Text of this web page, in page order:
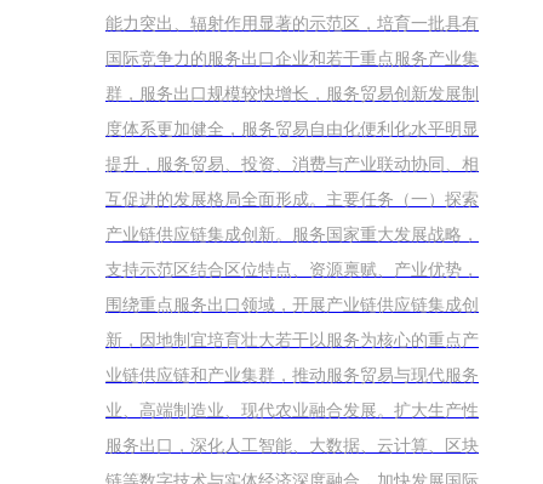
能力突出、辐射作用显著的示范区，培育一批具有
国际竞争力的服务出口企业和若干重点服务产业集
群，服务出口规模较快增长，服务贸易创新发展制
度体系更加健全，服务贸易自由化便利化水平明显
提升，服务贸易、投资、消费与产业联动协同、相
互促进的发展格局全面形成。主要任务（一）探索
产业链供应链集成创新。服务国家重大发展战略，
支持示范区结合区位特点、资源禀赋、产业优势，
围绕重点服务出口领域，开展产业链供应链集成创
新，因地制宜培育壮大若干以服务为核心的重点产
业链供应链和产业集群，推动服务贸易与现代服务
业、高端制造业、现代农业融合发展。扩大生产性
服务出口，深化人工智能、大数据、云计算、区块